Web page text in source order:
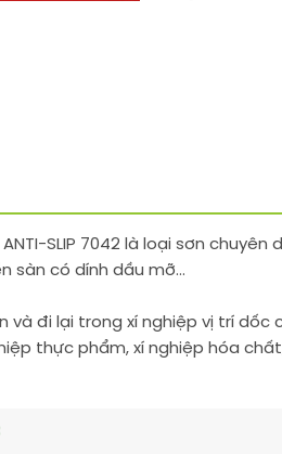
ANTI-SLIP 7042 là loại sơn
sàn có dính dầu mỡ…
đi lại trong xí nghiệp vị trí dốc
thực phẩm, xí nghiệp hóa